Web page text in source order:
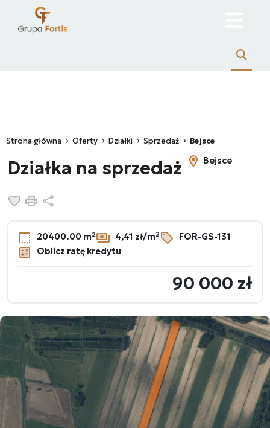
Strona główna Oferty Działki Sprzedaż Bejsce
Działka na sprzedaż Bejsce
Dodaj do ulubionych
Drukuj
20400.00 m² 4,41 zł/m2
FOR-GS-131
Oblicz ratę kredytu
90 000 zł